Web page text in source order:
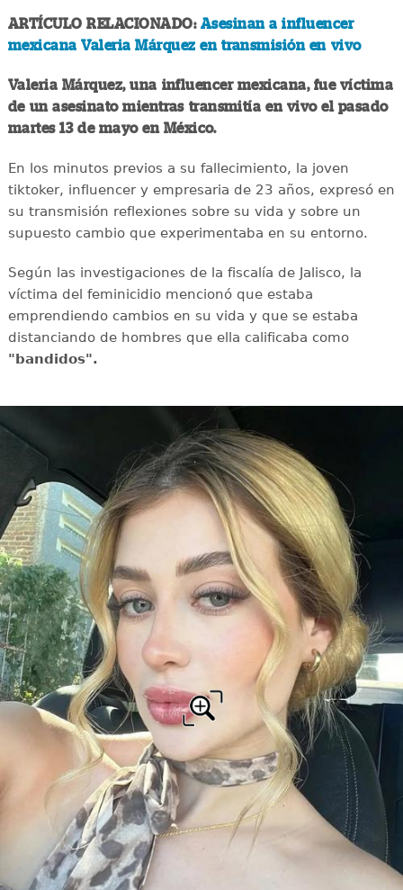
ARTÍCULO RELACIONADO: Asesinan a influencer
mexicana Valeria Márquez en transmisión en vivo
Valeria Márquez, una influencer mexicana, fue víctima
de un asesinato mientras transmitía en vivo el pasado
martes 13 de mayo en México.
En los minutos previos a su fallecimiento, la joven
tiktoker, influencer y empresaria de 23 años, expresó en
su transmisión reflexiones sobre su vida y sobre un
supuesto cambio que experimentaba en su entorno.
Según las investigaciones de la fiscalía de Jalisco, la
víctima del feminicidio mencionó que estaba
emprendiendo cambios en su vida y que se estaba
distanciando de hombres que ella calificaba como
"bandidos".